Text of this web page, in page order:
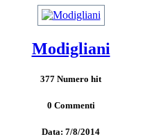
Modigliani
377 Numero hit
0 Commenti
Data: 7/8/2014